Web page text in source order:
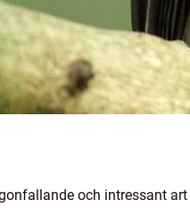
och intressant